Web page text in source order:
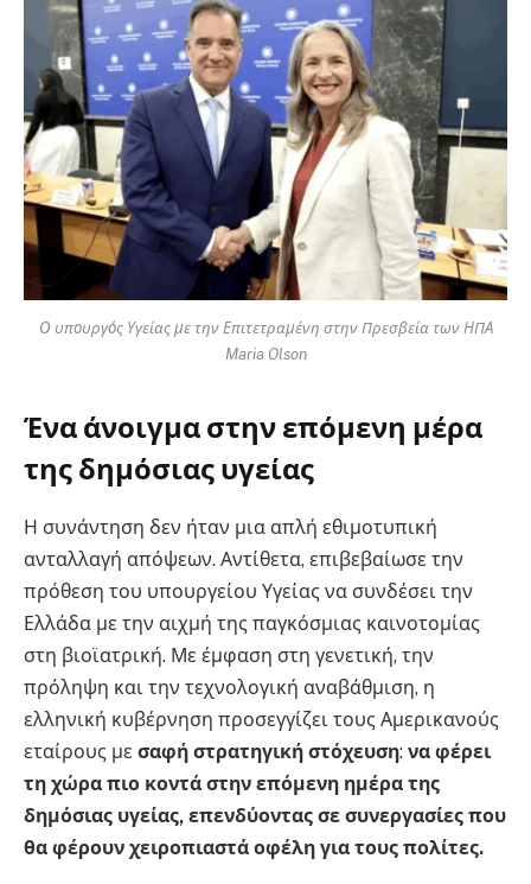
Ο υπουργός Υγείας με την Επιτετραμένη στην Πρεσβεία των ΗΠΑ
Maria Olson
Ένα άνοιγμα στην επόμενη μέρα
της δημόσιας υγείας
Η συνάντηση δεν ήταν μια απλή εθιμοτυπική
ανταλλαγή απόψεων. Αντίθετα, επιβεβαίωσε την
πρόθεση του υπουργείου Υγείας να συνδέσει την
Ελλάδα με την αιχμή της παγκόσμιας καινοτομίας
στη βιοϊατρική. Με έμφαση στη γενετική, την
πρόληψη και την τεχνολογική αναβάθμιση, η
ελληνική κυβέρνηση προσεγγίζει τους Αμερικανούς
εταίρους με σαφή στρατηγική στόχευση: να φέρει
τη χώρα πιο κοντά στην επόμενη ημέρα της
δημόσιας υγείας, επενδύοντας σε συνεργασίες που
θα φέρουν χειροπιαστά οφέλη για τους πολίτες.